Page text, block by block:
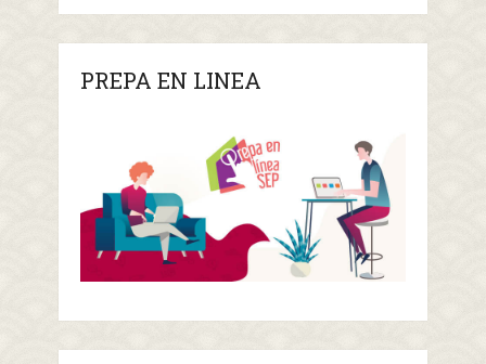
PREPA EN LINEA